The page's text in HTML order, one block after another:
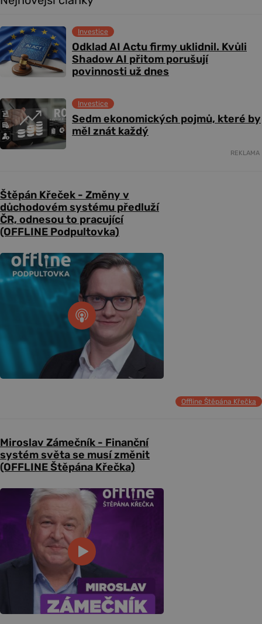
Odklad AI Actu firmy uklidnil. Kvůli
Shadow AI přitom porušují
povinnosti už dnes
Investice
Sedm ekonomických pojmů, které by
měl znát každý
Investice
REKLAMA
Štěpán Křeček - Změny v
důchodovém systému předluží
ČR, odnesou to pracující
(OFFLINE Podpultovka)
Offline Štěpána Křečka
Miroslav Zámečník - Finanční
systém světa se musí změnit
(OFFLINE Štěpána Křečka)